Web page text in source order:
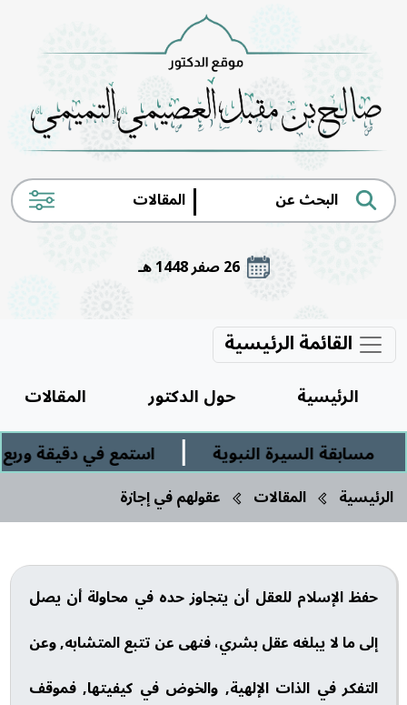
|
26 صفر 1448 هـ
القائمة الرئيسية
الرئيسية حول الدكتور
المقالات
مسابقة السيرة النبوية
| استمع في دقيقة وربع
الرئيسية المقالات عقولهم في إجازة
حفظ الإسلام للعقل أن يتجاوز حده في محاولة أن يصل
إلى ما لا يبلغه عقل بشري، فنهى عن تتبع المتشابه, وعن
التفكر في الذات الإلهية, والخوض في كيفيتها, فموقف